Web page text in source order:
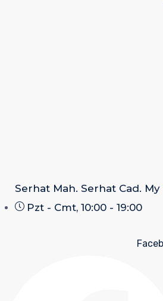
Serhat Mah. Serhat Cad.
Pzt - Cmt, 10:00 - 19:00